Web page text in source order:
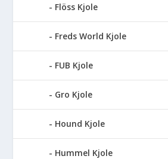
Flöss Kjole
Freds World Kjole
FUB Kjole
Gro Kjole
Hound Kjole
Hummel Kjole